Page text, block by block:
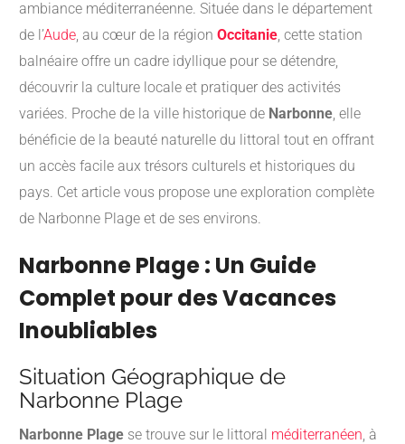
ambiance méditerranéenne. Située dans le département
de l’Aude , au cœur de la région Occitanie , cette station
balnéaire offre un cadre idyllique pour se détendre,
découvrir la culture locale et pratiquer des activités
variées. Proche de la ville historique de Narbonne , elle
bénéficie de la beauté naturelle du littoral tout en offrant
un accès facile aux trésors culturels et historiques du
pays. Cet article vous propose une exploration complète
de Narbonne Plage et de ses environs.
Narbonne Plage : Un Guide
Complet pour des Vacances
Inoubliables
Situation Géographique de
Narbonne Plage
Narbonne Plage se trouve sur le littoral méditerranéen , à